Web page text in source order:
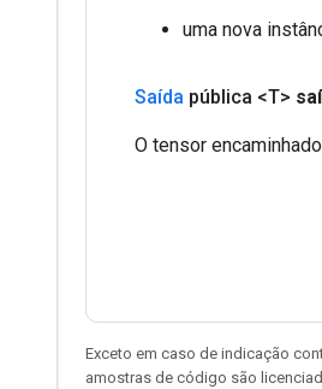
uma nova
Saída pública <T>
O tensor
Exceto em caso de indicação
amostras de código são